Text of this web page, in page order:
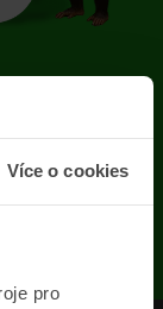
Více o cookies
pro